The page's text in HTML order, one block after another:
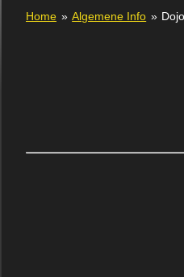
Home » Algemene Info »